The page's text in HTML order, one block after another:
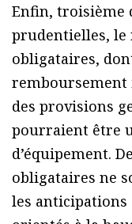
Enfin, troisième
prudentielles, le
obligataires,
remboursement
des provisions
pourraient être
d’équipement.
obligataires ne
les anticipations